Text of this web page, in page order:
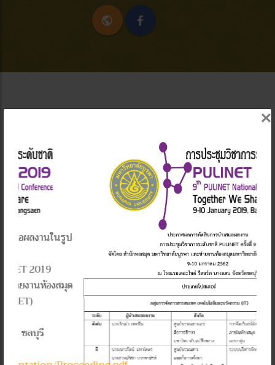
Thank you for Sponsoring
Gold Sponsors